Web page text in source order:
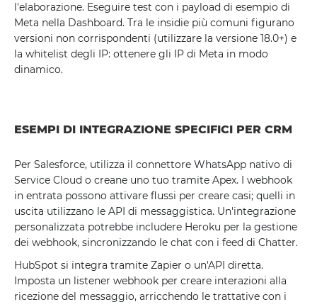
l'elaborazione. Eseguire test con i payload di esempio di
Meta nella Dashboard. Tra le insidie ​​più comuni figurano
versioni non corrispondenti (utilizzare la versione 18.0+) e
la whitelist degli IP: ottenere gli IP di Meta in modo
dinamico.
ESEMPI DI INTEGRAZIONE SPECIFICI PER CRM
Per Salesforce, utilizza il connettore WhatsApp nativo di
Service Cloud o creane uno tuo tramite Apex. I webhook
in entrata possono attivare flussi per creare casi; quelli in
uscita utilizzano le API di messaggistica. Un'integrazione
personalizzata potrebbe includere Heroku per la gestione
dei webhook, sincronizzando le chat con i feed di Chatter.
HubSpot si integra tramite Zapier o un'API diretta.
Imposta un listener webhook per creare interazioni alla
ricezione del messaggio, arricchendo le trattative con i